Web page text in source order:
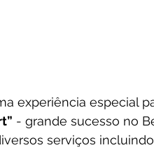
experiência especial
- grande sucesso no
serviços